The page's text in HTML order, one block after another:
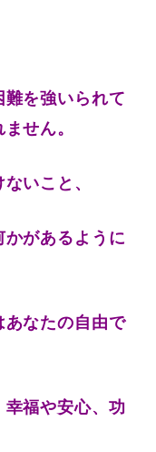
を強いられて
せん。
いこと、
があるように
あなたの自由で
福や安心、功